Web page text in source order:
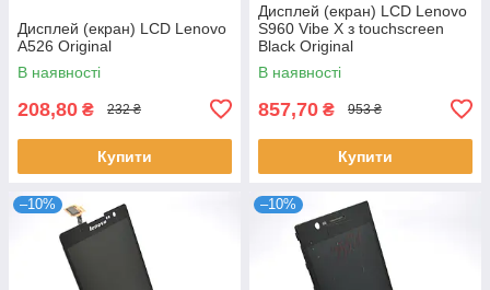
Дисплей (екран) LCD Lenovo
A526 Original
В наявності
208,80 ₴ 232 ₴
Купити
Дисплей (екран) LCD Lenovo
S960 Vibe X з touchscreen
Black Original
В наявності
857,70 ₴ 953 ₴
Купити
–10% –10%